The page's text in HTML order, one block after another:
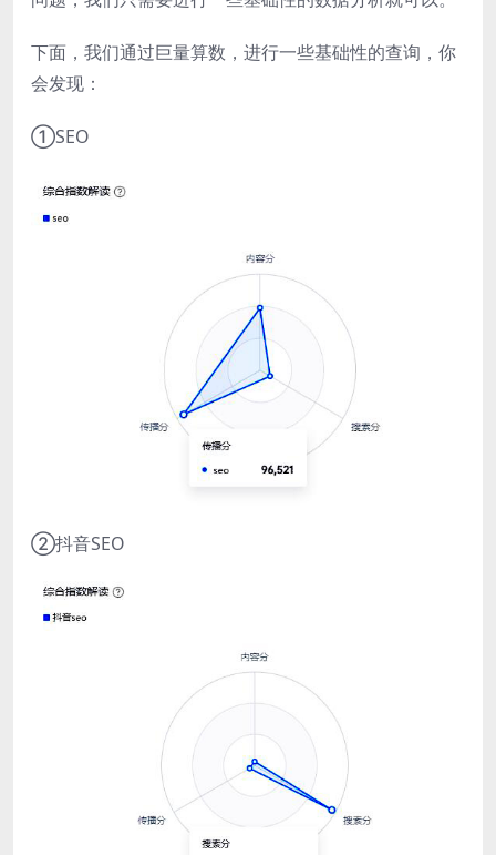
下面，我们通过巨量算数，进行一些基础性的查询，你
会发现：
①SEO
②抖音SEO